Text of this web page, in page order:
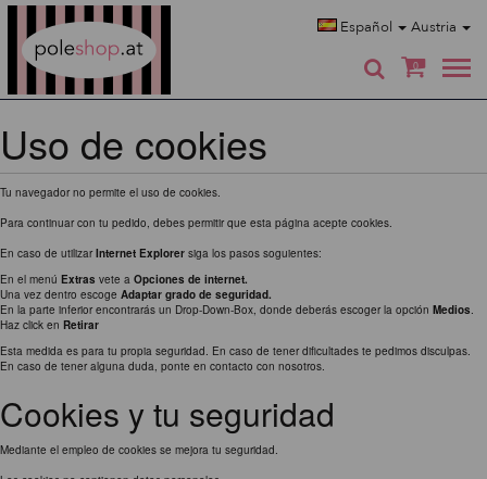
Español Austria
0
Uso de cookies
Tu navegador no permite el uso de cookies.
Para continuar con tu pedido, debes permitir que esta página acepte cookies.
En caso de utilizarInternet Explorer siga los pasos soguientes:
En el menú Extras vete a Opciones de internet.
Una vez dentro escoge Adaptar grado de seguridad.
En la parte inferior encontrarás un Drop-Down-Box, donde deberás escoger la opción Medios.
Haz click en Retirar
Esta medida es para tu propia seguridad. En caso de tener dificultades te pedimos disculpas.
En caso de tener alguna duda, ponte en contacto con nosotros.
Cookies y tu seguridad
Mediante el empleo de cookies se mejora tu seguridad.